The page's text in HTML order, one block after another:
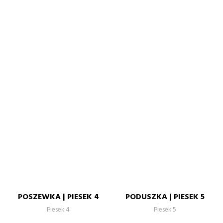
POSZEWKA | PIESEK 4
Piesek 4
PODUSZKA | PIESEK 5
Piesek 5